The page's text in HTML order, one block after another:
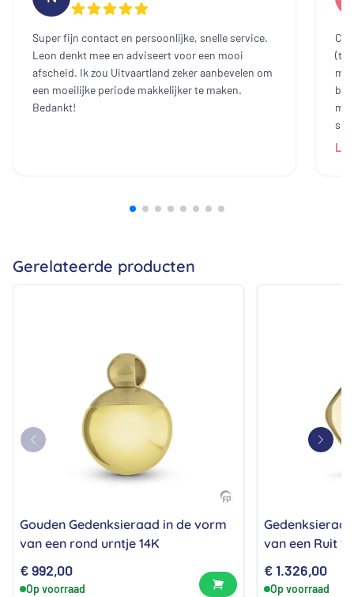
Super fijn contact en persoonlijke, snelle service.
Leon denkt mee en adviseert voor een mooi
afscheid. Ik zou Uitvaartland zeker aanbevelen om
een moeilijke periode makkelijker te maken.
Bedankt!
Gerelateerde producten
Gouden Gedenksieraad in de vorm
van een rond urntje 14K
€992,00
Op voorraad Bekijk product
van een Ruit
€1.326,00
Op voorraad